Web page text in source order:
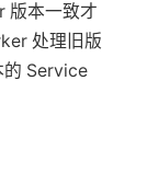
o
n
版本一致才
处理旧版
的 Service